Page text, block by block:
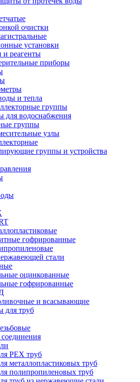
очистки
установки
реагенты
приборы
и тепла
группы
для водоснабжения
группы
узлы
группы и устройства
гофрированные
стали
оцинкованные
гофрированные
и всасывающие
для труб
PEX труб
металлопластиковых труб
полипропиленовых труб